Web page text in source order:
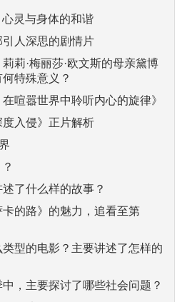
灵与身体的和谐
人深思的剧情片
莉·梅丽莎·欧文斯的母亲黛博
特殊意义？
喧嚣世界中聆听内心的旋律》
入侵》正片解析
了什么样的故事？
的路》的魅力，追看至第
类型的电影？主要讲述了怎样的
，主要探讨了哪些社会问题？